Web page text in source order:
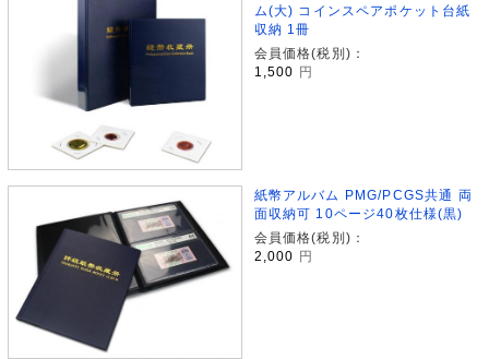
ム(大) コインスペアポケット台紙
収納 1冊
会員価格(税別)：
1,500 円
紙幣アルバム PMG/PCGS共通 両
面収納可 10ページ40枚仕様(黒)
会員価格(税別)：
2,000
円